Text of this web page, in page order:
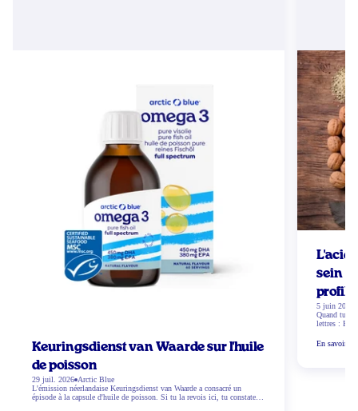
Keuringsdienst van Waarde sur l'huile
de poisson
29 juil. 2026 Arctic Blue
L'émission néerlandaise Keuringsdienst van Waarde a consacré un
épisode à la capsule d'huile de poisson. Si tu la revois ici, tu constateras
sein
profil
5 juin 2026
Quand tu te
lettres :
exactement
En savoir